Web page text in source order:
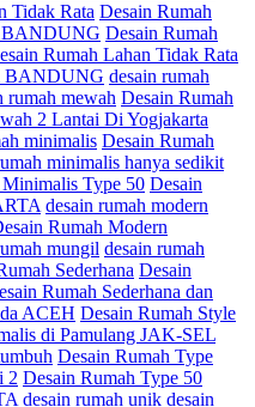
Tidak Rata Desain Rumah
BANDUNG Desain Rumah
Rumah Lahan Tidak Rata
BANDUNG desain rumah
rumah mewah Desain Rumah
2 Lantai Di Yogjakarta
minimalis Desain Rumah
minimalis hanya sedikit
Type 50 Desain
desain rumah modern
Rumah Modern
mungil desain rumah
Sederhana Desain
Rumah Sederhana dan
ACEH Desain Rumah Style
di Pamulang JAK-SEL
Desain Rumah Type
2 Desain Rumah Type 50
desain rumah unik desain